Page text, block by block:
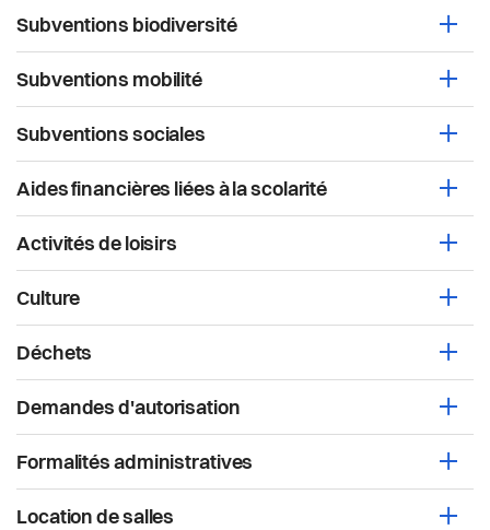
Actualités
Pilier public
Règlements
Subventions biodiversité
Subventions mobilité
Subventions sociales
Aides financières liées à la scolarité
Activités de loisirs
Culture
Déchets
Demandes d'autorisation
Formalités administratives
Location de salles